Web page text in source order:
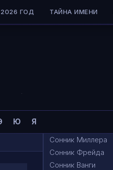
ГОД ТАЙНА ИМЕНИ
Ю Я
Сонник Миллера
Сонник Фрейда
Сонник Ванги